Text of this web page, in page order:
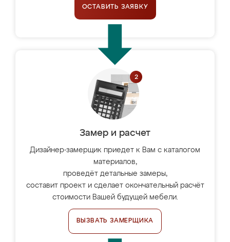
ОСТАВИТЬ ЗАЯВКУ
Замер и расчет
Дизайнер-замерщик приедет к Вам с каталогом
материалов,
проведёт детальные замеры,
составит проект и сделает окончательный расчёт
стоимости Вашей будущей мебели.
ВЫЗВАТЬ ЗАМЕРЩИКА